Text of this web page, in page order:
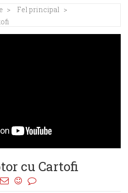
Fel principal
cu Cartofi